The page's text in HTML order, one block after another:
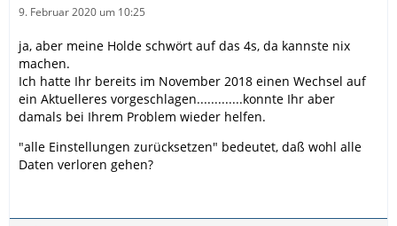
9. Februar 2020 um 10:25
ja, aber meine Holde schwört auf das 4s, da kannste nix
machen.
Ich hatte Ihr bereits im November 2018 einen Wechsel auf
ein Aktuelleres vorgeschlagen.............konnte Ihr aber
damals bei Ihrem Problem wieder helfen.
"alle Einstellungen zurücksetzen" bedeutet, daß wohl alle
Daten verloren gehen?